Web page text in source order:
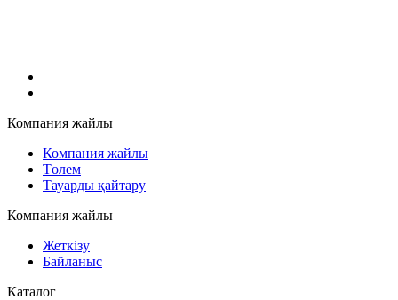
Компания жайлы
Компания жайлы
Төлем
Тауарды қайтару
Компания жайлы
Жеткізу
Байланыс
Каталог